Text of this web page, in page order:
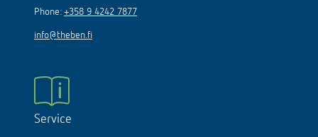
Phone: +358 9 4242 7877
info@theben.fi
Service